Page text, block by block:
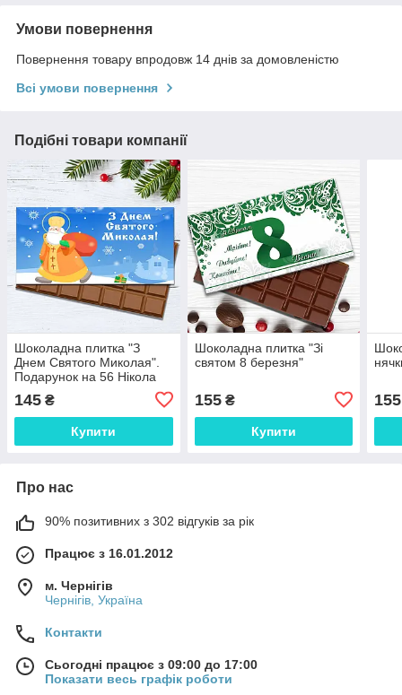
Умови повернення
Повернення товару впродовж 14 днів за домовленістю
Всі умови повернення
Подібні товари компанії
Шоколадна плитка "З
Днем Святого Миколая".
Подарунок на 56 Нікола
145 ₴
Купити
Шоколадна плитка "Зі
святом 8 березня"
155₴
Купити
155
Про нас
90% позитивних з 302 відгуків за рік
Працює з 16.01.2012
м. Чернігів
Чернігів, Україна
Контакти
Сьогодні працює з 09:00 до 17:00
Показати весь графік роботи